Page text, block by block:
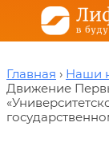
Главная
Наши
Движение